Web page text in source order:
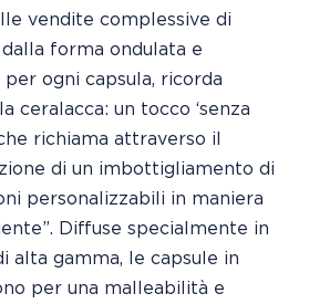
vendite complessive di
dalla forma ondulata e
ogni capsula, ricorda
ceralacca: un tocco ‘senza
richiama attraverso il
di un imbottigliamento di
personalizzabili in maniera
Diffuse specialmente in
alta gamma, le capsule in
per una malleabilità e